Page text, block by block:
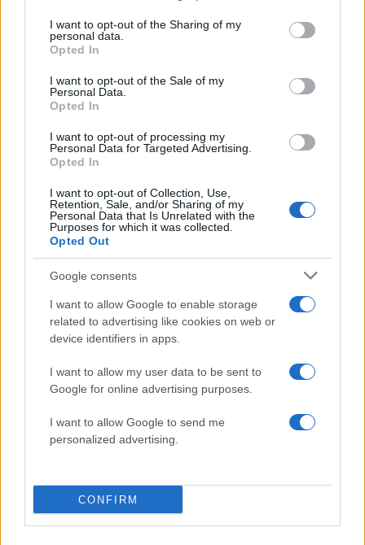
not limited to your visit or usage behaviour. You may click to
grant or deny consent to Google and its third-party tags to
use your data for below specified purposes in below Google
consent section.
I want to opt-out of the Sharing of my
personal data.
Opted In
I want to opt-out of the Sale of my
Personal Data.
Opted In
I want to opt-out of processing my
Personal Data for Targeted Advertising.
Opted In
I want to opt-out of Collection, Use,
Retention, Sale, and/or Sharing of my
Personal Data that Is Unrelated with the
Purposes for which it was collected.
Opted Out
Google consents
I want to allow Google to enable storage
related to advertising like cookies on web or
device identifiers in apps.
I want to allow my user data to be sent to
Google for online advertising purposes.
I want to allow Google to send me
personalized advertising.
CONFIRM
Η βαθμολογία της UEFA μετά την ήττα του
ΠΑΟΚ από την Άντερλεχτ
Πιο σχολιασμένα
Έφυγαν οι συνεργάτες, μένει η Μαρία
«Ελπίδα για τη Δημοκρατία»
Canadair 515: Οι πρώτες εικόνες από την
επιχειρεί και τη νύχτα στα μέτωπα της
φωτιάς
Μεταφορές χρημάτων: Πότε μπορεί να
θεωρηθούν δωρεές και να επιβληθεί
φόρος – Τι ισχυεί για τις γονικές παροχές
Το πολωμένο μελτέμι που τροφοδότησε
τις φωτιές σε Αττική και Βοιωτία: «Από τα
ισχυρότερα επεισόδια των τελευταίων 50
χρόνων»
Aναστέλλονται τα τακτικά ραντεβού του
αγγειοχειρουργού του νοσοκομείου
Χανίων επειδή κλάπηκε το μηχανάκι του
Driveit: Περισσότερα
άρθρα